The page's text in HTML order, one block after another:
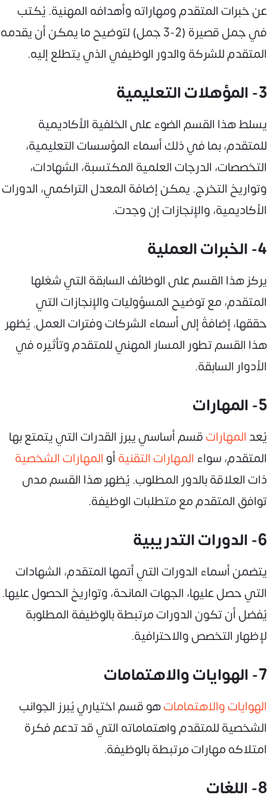
عن خبرات المتقدم ومهاراته وأهدافه المهنية. يُكتب
في جمل قصيرة (2-3 جمل) لتوضيح ما يمكن أن يقدمه
المتقدم للشركة والدور الوظيفي الذي يتطلع إليه.
3- المؤهلات التعليمية
يسلط هذا القسم الضوء على الخلفية الأكاديمية
للمتقدم، بما في ذلك أسماء المؤسسات التعليمية،
التخصصات، الدرجات العلمية المكتسبة، الشهادات،
وتواريخ التخرج. يمكن إضافة المعدل التراكمي، الدورات
الأكاديمية، والإنجازات إن وجدت.
4- الخبرات العملية
يركز هذا القسم على الوظائف السابقة التي شغلها
المتقدم، مع توضيح المسؤوليات والإنجازات التي
حققها، إضافةً إلى أسماء الشركات وفترات العمل. يُظهر
هذا القسم تطور المسار المهني للمتقدم وتأثيره في
الأدوار السابقة.
5- المهارات
يُعد المهاراتقسم أساسي يبرز القدرات التي يتمتع بها
المتقدم، سواء المهارات التقنيةأو المهارات الشخصية
ذات العلاقة بالدور المطلوب. يُظهر هذا القسم مدى
توافق المتقدم مع متطلبات الوظيفة.
6- الدورات التدريبية
يتضمن أسماء الدورات التي أتمها المتقدم، الشهادات
التي حصل عليها، الجهات المانحة، وتواريخ الحصول عليها.
يُفضل أن تكون الدورات مرتبطة بالوظيفة المطلوبة
لإظهار التخصص والاحترافية.
7- الهوايات والاهتمامات
الهوايات والاهتماماتهو قسم اختياري يُبرز الجوانب
الشخصية للمتقدم واهتماماته التي قد تدعم فكرة
امتلاكه مهارات مرتبطة بالوظيفة.
8- اللغات